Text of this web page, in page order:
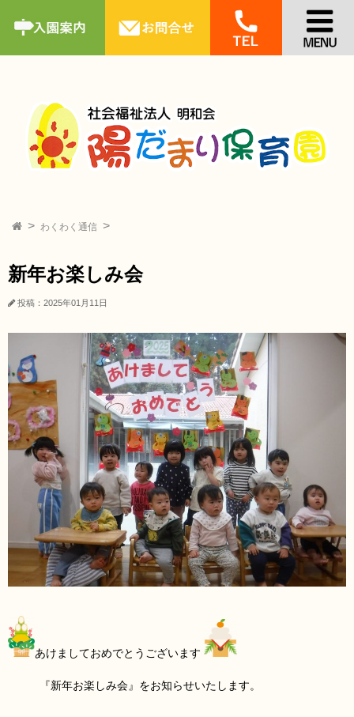
わくわく通信
新年お楽しみ会
投稿：2025年01月11日
あけましておめでとうございます
『新年お楽しみ会』をお知らせいたします。